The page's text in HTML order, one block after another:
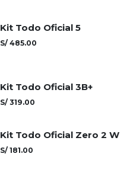
Kit Todo Oficial 5
S/ 485.00
Kit Todo Oficial 3B+
S/ 319.00
Agotado
Kit Todo Oficial Zero 2 W
S/ 181.00